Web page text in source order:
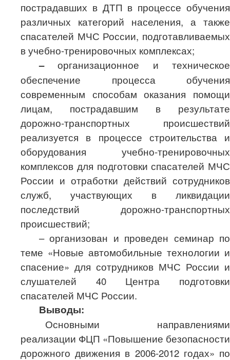
пострадавших в ДТП в процессе обучения
различных категорий населения, а также
спасателей МЧС России, подготавливаемых
в учебно-тренировочных комплексах;
–
организационное и техническое
обеспечение процесса обучения
современным способам оказания помощи
лицам, пострадавшим в результате
дорожно-транспортных происшествий
реализуется в процессе строительства и
оборудования учебно-трениро­вочных
комплексов для подготовки спасателей МЧС
России и отработки действий сотруд­ников
служб, участвующих в ликвидации
последствий дорожно-транспортных
происшествий;
– организован и проведен семинар по
теме «Новые автомобильные технологии и
спасение» для сотрудников МЧС России и
слушателей 40 Центра подготовки
спасателей МЧС России.
Выводы:
Основными направлениями
реализации ФЦП «Повышение безопасности
дорожного движения в 2006-2012 годах» по